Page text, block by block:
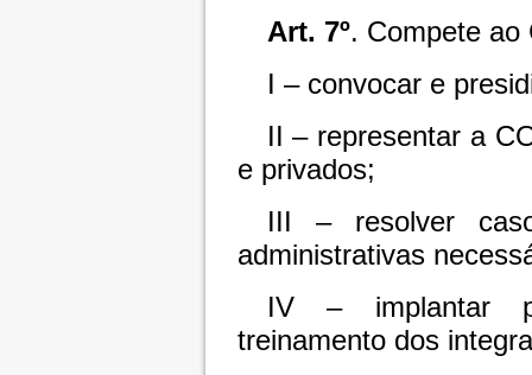
Art. 7º. Compete ao
I – convocar e
II – representar a
e privados;
III – resolver
administrativas
IV – implantar
treinamento dos